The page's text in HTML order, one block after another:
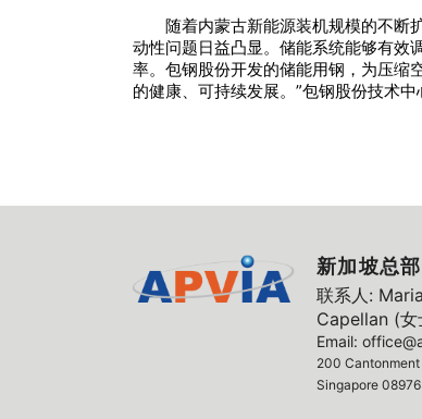
随着内蒙古新能源装机规模的不断
动性问题日益凸显。储能系统能够有效
率。包钢股份开发的储能用钢，为压缩
的健康、可持续发展。”包钢股份技术
新加坡总部
联系人:
Capellan (女
Email:
200
Singapore